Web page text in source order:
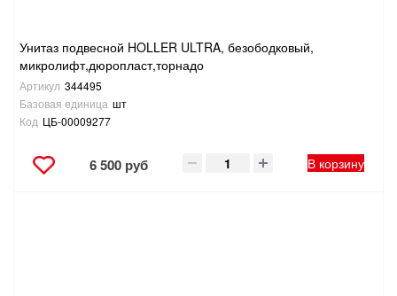
Унитаз подвесной HOLLER ULTRA, безободковый,
микролифт,дюропласт,торнадо
Артикул 344495
Базовая единица шт
Код ЦБ-00009277
6 500 руб В корзину